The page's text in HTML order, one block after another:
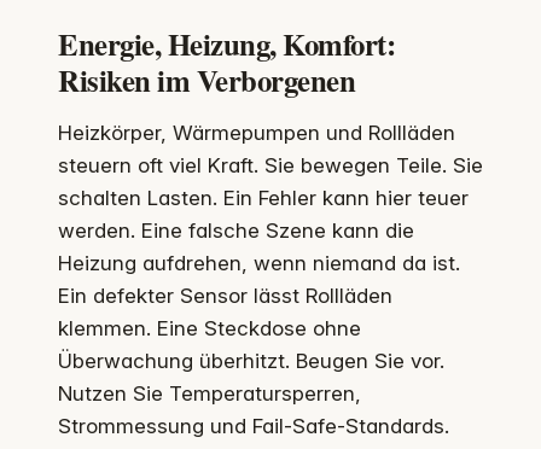
Energie, Heizung, Komfort:
Risiken im Verborgenen
Heizkörper, Wärmepumpen und Rollläden
steuern oft viel Kraft. Sie bewegen Teile. Sie
schalten Lasten. Ein Fehler kann hier teuer
werden. Eine falsche Szene kann die
Heizung aufdrehen, wenn niemand da ist.
Ein defekter Sensor lässt Rollläden
klemmen. Eine Steckdose ohne
Überwachung überhitzt. Beugen Sie vor.
Nutzen Sie Temperatursperren,
Strommessung und Fail-Safe-Standards.